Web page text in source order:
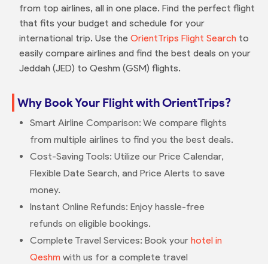
from top airlines, all in one place. Find the perfect flight
that fits your budget and schedule for your
international trip. Use the OrientTrips Flight Searchto
easily compare airlines and find the best deals on your
Jeddah (JED) to Qeshm (GSM) flights.
Why Book Your Flight with OrientTrips?
Smart Airline Comparison: We compare flights
from multiple airlines to find you the best deals.
Cost-Saving Tools: Utilize our Price Calendar,
Flexible Date Search, and Price Alerts to save
money.
Instant Online Refunds: Enjoy hassle-free
refunds on eligible bookings.
Complete Travel Services: Book your hotel in
Qeshmwith us for a complete travel